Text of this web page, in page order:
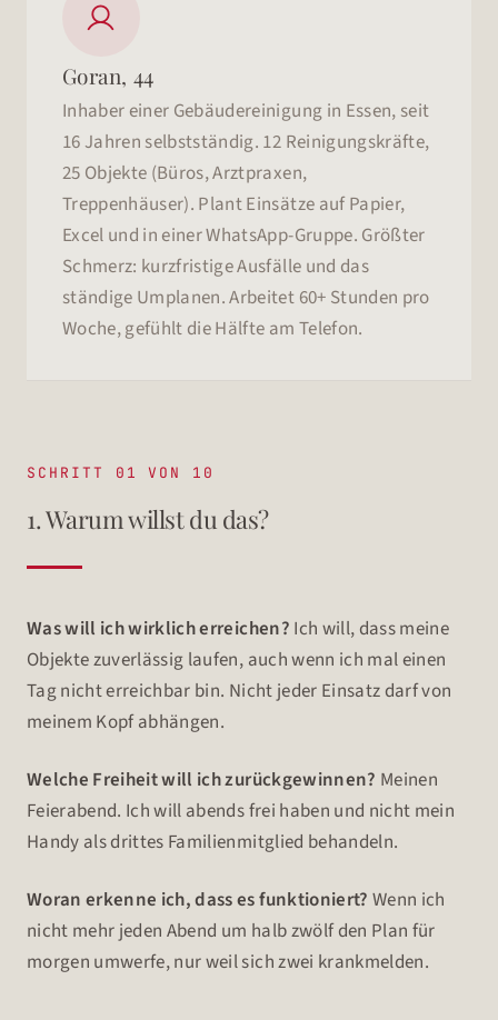

Goran, 44
Inhaber einer Gebäudereinigung in Essen, seit
16 Jahren selbstständig. 12 Reinigungskräfte,
25 Objekte (Büros, Arztpraxen,
Treppenhäuser). Plant Einsätze auf Papier,
Excel und in einer WhatsApp-Gruppe. Größter
Schmerz: kurzfristige Ausfälle und das
ständige Umplanen. Arbeitet 60+ Stunden pro
Woche, gefühlt die Hälfte am Telefon.
SCHRITT 01 VON 10
1. Warum willst du das?
Was will ich wirklich erreichen? Ich will, dass meine
Objekte zuverlässig laufen, auch wenn ich mal einen
Tag nicht erreichbar bin. Nicht jeder Einsatz darf von
meinem Kopf abhängen.
Welche Freiheit will ich zurückgewinnen? Meinen
Feierabend. Ich will abends frei haben und nicht mein
Handy als drittes Familienmitglied behandeln.
Woran erkenne ich, dass es funktioniert? Wenn ich
nicht mehr jeden Abend um halb zwölf den Plan für
morgen umwerfe, nur weil sich zwei krankmelden.